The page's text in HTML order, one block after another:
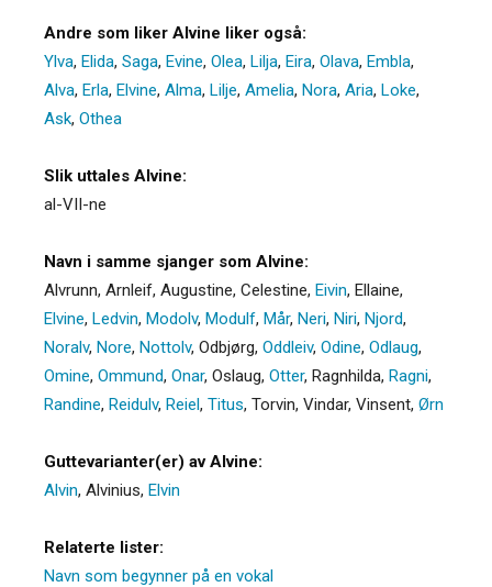
Andre som liker Alvine liker også:
Ylva, Elida, Saga, Evine, Olea, Lilja, Eira, Olava, Embla,
Alva, Erla, Elvine, Alma, Lilje, Amelia, Nora, Aria, Loke,
Ask, Othea
Slik uttales Alvine:
al-VII-ne
Navn i samme sjanger som Alvine:
Alvrunn, Arnleif, Augustine, Celestine, Eivin, Ellaine,
Elvine, Ledvin, Modolv, Modulf, Mår, Neri, Niri, Njord,
Noralv, Nore, Nottolv, Odbjørg, Oddleiv, Odine, Odlaug,
Omine, Ommund, Onar, Oslaug, Otter, Ragnhilda, Ragni,
Randine, Reidulv, Reiel, Titus, Torvin, Vindar, Vinsent, Ørn
Guttevarianter(er) av Alvine:
Alvin, Alvinius, Elvin
Relaterte lister:
Navn som begynner på en vokal